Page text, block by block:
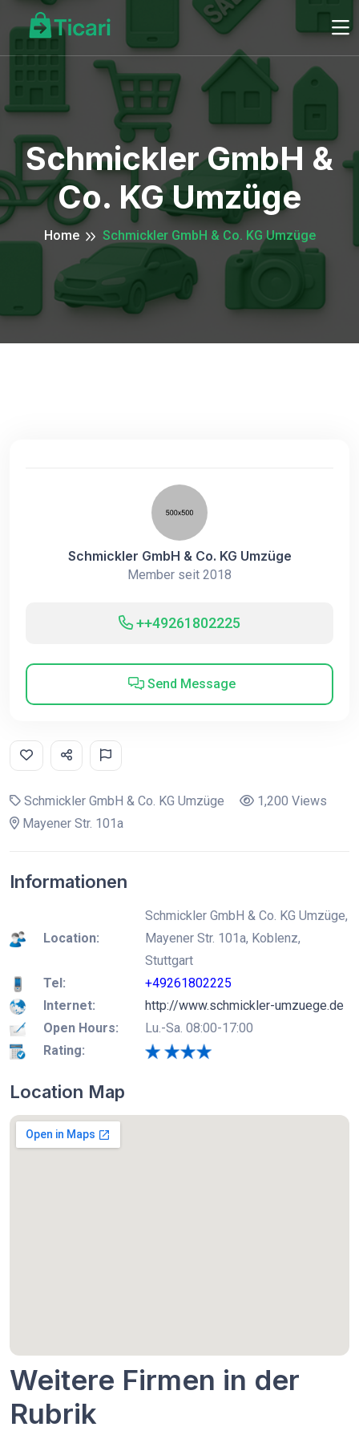
Schmickler GmbH &
Co. KG Umzüge
Home Schmickler GmbH & Co. KG Umzüge
Schmickler GmbH & Co. KG Umzüge
Member seit 2018
++49261802225
Send Message
Schmickler GmbH & Co. KG Umzüge
1,200 Views
Mayener Str. 101a
Informationen
Location:
Schmickler GmbH & Co. KG Umzüge,
Mayener Str. 101a, Koblenz,
Stuttgart
Tel:
+49261802225
Internet:
http://www.schmickler-umzuege.de
Open Hours:
Lu.-Sa. 08:00-17:00
Rating:
Location Map
Weitere Firmen in der
Rubrik